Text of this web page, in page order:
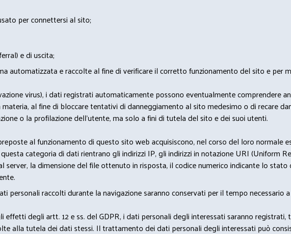
per connettersi al sito;
e di uscita;
automatizzata e raccolte al fine di verificare il corretto funzionamento del sito e per
virus), i dati registrati automaticamente possono eventualmente comprendere
al fine di bloccare tentativi di danneggiamento al sito medesimo o di recare
o la profilazione dell'utente, ma solo a fini di tutela del sito e dei suoi utenti.
al funzionamento di questo sito web acquisiscono, nel corso del loro normale
categoria di dati rientrano gli indirizzi IP, gli indirizzi in notazione URI (Uniform
la dimensione del file ottenuto in risposta, il codice numerico indicante lo
personali raccolti durante la navigazione saranno conservati per il tempo
effetti degli artt. 12 e ss. del GDPR, i dati personali degli interessati saranno
alla tutela dei dati stessi. Il trattamento dei dati personali degli interessati può